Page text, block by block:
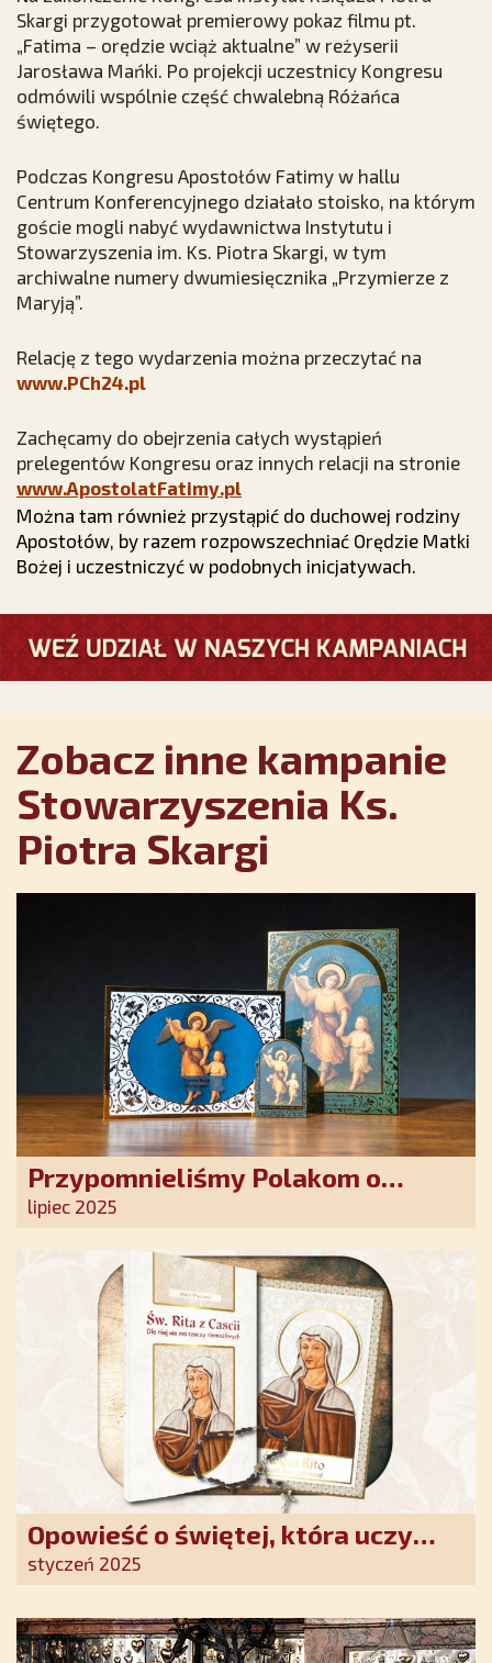
Skargi przygotował premierowy pokaz filmu pt.
„Fatima – orędzie wciąż aktualne” w reżyserii
Jarosława Mańki. Po projekcji uczestnicy Kongresu
odmówili wspólnie część chwalebną Różańca
świętego.
Podczas Kongresu Apostołów Fatimy w hallu
Centrum Konferencyjnego działało stoisko, na którym
goście mogli nabyć wydawnictwa Instytutu i
Stowarzyszenia im. Ks. Piotra Skargi, w tym
archiwalne numery dwumiesięcznika „Przymierze z
Maryją”.
Relację z tego wydarzenia można przeczytać na
www.PCh24.pl
Zachęcamy do obejrzenia całych wystąpień
prelegentów Kongresu oraz innych relacji na stronie
www.ApostolatFatimy.pl
Można tam również przystąpić do duchowej rodziny
Apostołów, by razem rozpowszechniać Orędzie Matki
Bożej i uczestniczyć w podobnych inicjatywach.
Zobacz inne kampanie
Stowarzyszenia Ks.
Piotra Skargi
Przypomnieliśmy Polakom o
obecności Anioła Stróża!
lipiec 2025
Opowieść o świętej, która uczy
szczerego oddania się Bogu.
nadziei w XXI wieku
styczeń 2025